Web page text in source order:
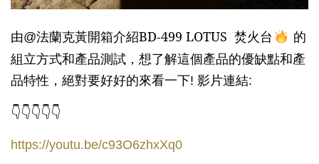
由@法蘭克黃開箱介紹BD-499 LOTUS 焚火台
的
組立方式和產品測試，想了解這個產品的優缺點和產
品特性，絕對要好好的來看一下! 影片連結:
👇👇👇👇👇
https://youtu.be/c93O6zhxXq0